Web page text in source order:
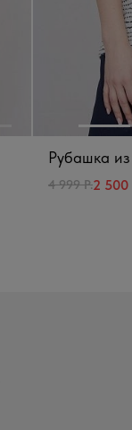
Рубашка
4 999 Р.2 500